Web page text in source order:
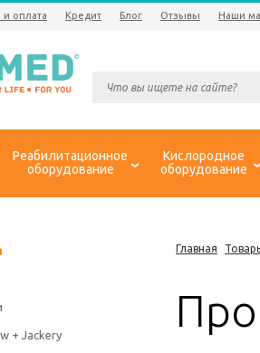
и оплата Кредит Блог Отзывы Наши
Реабилитационное
оборудование
Кислородное
оборудование
Главная
+ Jackery